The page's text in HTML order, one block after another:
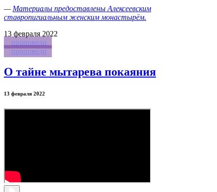
— Материалы предоставлены Алексеевским
ставропигиальным женским монастырём.
13 февраля 2022
проповеди
проповеди
О тайне мытарева покаяния
13 февраля 2022